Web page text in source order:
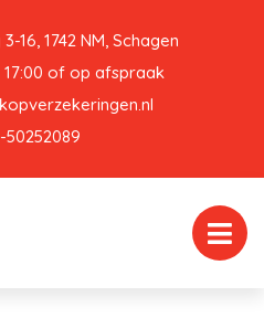
16, 1742 NM, Schagen
17:00 of op afspraak
50252089